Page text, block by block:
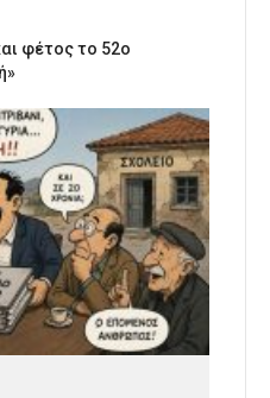
φέτος το 52ο